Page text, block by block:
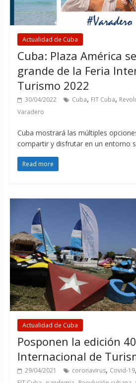
Actualidad de Cuba
Cuba: Plaza América
grande de la Feria
Turismo 2022
30/04/2022 Cuba, FIT Cuba,
Varadero
Cuba mostrará las múltiples
compartir y disfrutar en un entorno
Read more
Actualidad de Cuba
Posponen la edición
Internacional de
29/04/2021 coronavirus, Covid-19,